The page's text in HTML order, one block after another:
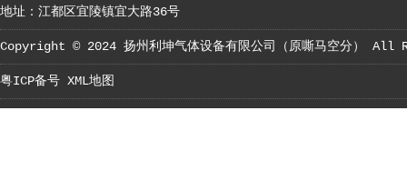
地址：江都区宜陵镇宜大路36号
Copyright © 2024 扬州利坤气体设备有限公司（原嘶马空分） All
粤ICP备号 XML地图